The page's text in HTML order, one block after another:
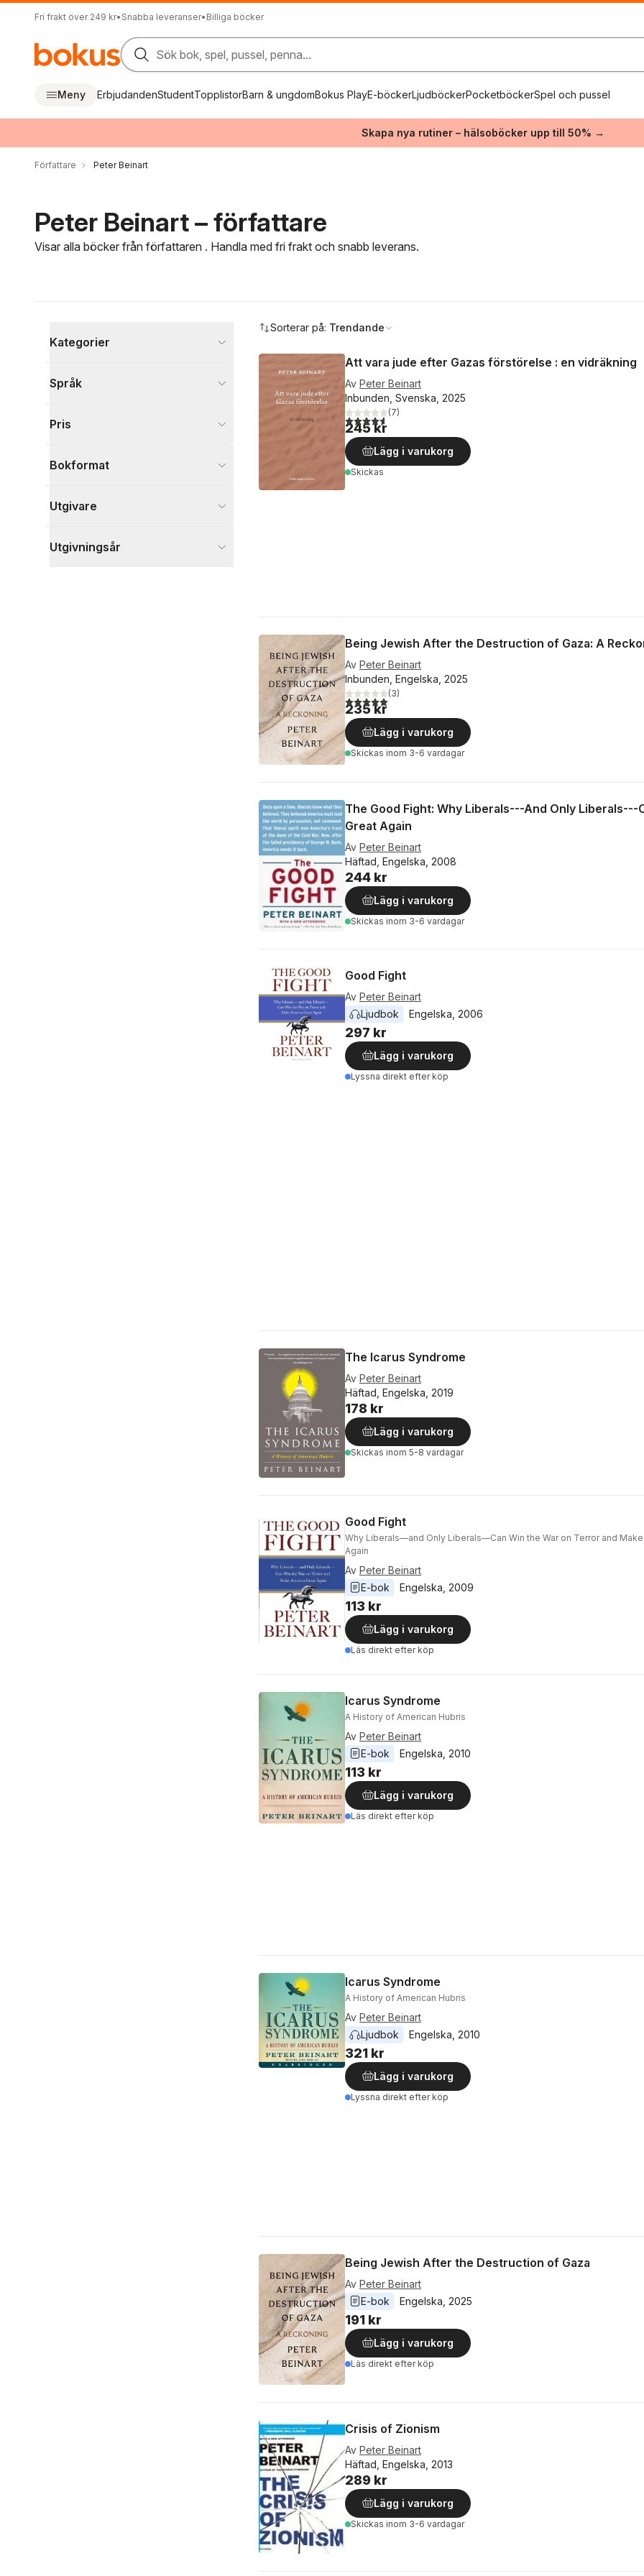
Fri frakt över 249 kr• Snabba leveranser• Billiga böcker
Sök bok, spel, pussel, penna...
Meny ErbjudandenStudentTopplistorBarn & ungdomBokus PlayE-böckerLjudböckerPocketböckerSpel och pussel
Skapa nya rutiner – hälsoböcker upp till 50% →
Författare Peter Beinart
Peter Beinart – författare
Visar alla böcker från författaren . Handla med fri frakt och snabb leverans.
Kategorier
Samhälle och politik
8
Språk
Pris
Bokformat
Utgivare
Utgivningsår
Sorterar på: Trendande
Att vara jude efter Gazas förstörelse : en vidräkning
Av Peter Beinart
Inbunden, Svenska, 2025
4,6utav 5 stjärnor. Totalt antal röster:
(7)
245 kr
Lägg i varukorg
Skickas
Being Jewish After the Destruction of Gaza: A
Av Peter Beinart
Inbunden, Engelska, 2025
5,0utav 5 stjärnor. Totalt antal röster:
(3)
235 kr
Lägg i varukorg
Skickas inom 3-6 vardagar
The Good Fight: Why Liberals---And Only
Great Again
Av Peter Beinart
Häftad, Engelska, 2008
244 kr
Lägg i varukorg
Skickas inom 3-6 vardagar
Good Fight
Av Peter Beinart
Ljudbok
Engelska 2006
297 kr
Lägg i varukorg
Lyssna direkt efter köp
The Icarus Syndrome
Av Peter Beinart
Häftad, Engelska, 2019
178 kr
Lägg i varukorg
Skickas inom 5-8 vardagar
Good Fight
Why Liberals—and Only Liberals—Can Win the War on Terror and
Again
Av Peter Beinart
E-bok
Engelska 2009
113 kr
Lägg i varukorg
Läs direkt efter köp
Icarus Syndrome
A History of American Hubris
Av Peter Beinart
E-bok
Engelska 2010
113 kr
Lägg i varukorg
Läs direkt efter köp
Icarus Syndrome
A History of American Hubris
Av Peter Beinart
Ljudbok
Engelska 2010
321 kr
Lägg i varukorg
Lyssna direkt efter köp
Being Jewish After the Destruction of Gaza
Av Peter Beinart
E-bok
Engelska 2025
191 kr
Lägg i varukorg
Läs direkt efter köp
Crisis of Zionism
Av Peter Beinart
Häftad, Engelska, 2013
289 kr
Lägg i varukorg
Skickas inom 3-6 vardagar